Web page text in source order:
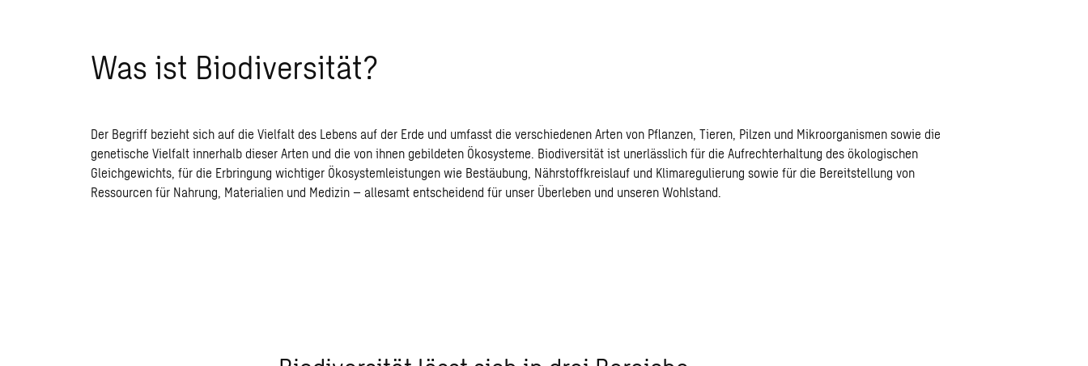
Was ist Biodiversität?
Der Begriff bezieht sich auf die Vielfalt des Lebens auf der Erde und umfasst die verschiedenen Arten von Pflanzen, Tieren, Pilzen und Mikroorganismen sowie die
genetische Vielfalt innerhalb dieser Arten und die von ihnen gebildeten Ökosysteme. Biodiversität ist unerlässlich für die Aufrechterhaltung des ökologischen
Gleichgewichts, für die Erbringung wichtiger Ökosystemleistungen wie Bestäubung, Nährstoffkreislauf und Klimaregulierung sowie für die Bereitstellung von
Ressourcen für Nahrung, Materialien und Medizin – allesamt entscheidend für unser Überleben und unseren Wohlstand.